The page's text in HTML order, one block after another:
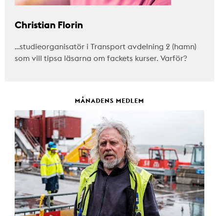
Christian Florin
…studieorganisatör i Transport avdelning 2 (hamn)
som vill tipsa läsarna om fackets kurser. Varför?
MÅNADENS MEDLEM